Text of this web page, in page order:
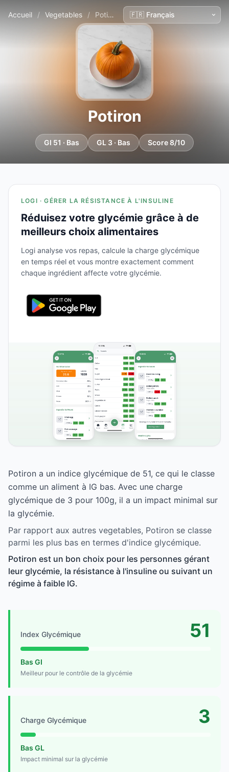
Accueil / Vegetables / Potiron
Potiron
GI 51 · Bas GL 3 · Bas Score 8/10
LOGI · GÉRER LA RÉSISTANCE À L'INSULINE
Réduisez votre glycémie grâce à de
meilleurs choix alimentaires
Logi analyse vos repas, calcule la charge glycémique
en temps réel et vous montre exactement comment
chaque ingrédient affecte votre glycémie.
Potiron a un indice glycémique de 51, ce qui le classe
comme un aliment à IG bas. Avec une charge
glycémique de 3 pour 100g, il a un impact minimal sur
la glycémie.
Par rapport aux autres vegetables, Potiron se classe
parmi les plus bas en termes d'indice glycémique.
Potiron est un bon choix pour les personnes gérant
leur glycémie, la résistance à l'insuline ou suivant un
régime à faible IG.
Index Glycémique 51
Bas GI
Meilleur pour le contrôle de la glycémie
Charge Glycémique 3
Bas GL
Impact minimal sur la glycémie